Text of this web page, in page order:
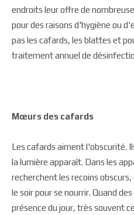
endroits leur offre de
pour des raisons d'hygiène ou
pas les cafards, les blattes et
traitement annuel de
Mœurs des cafards
Les cafards aiment l'obscurité.
la lumière apparaît. Dans les
recherchent les recoins
le soir pour se nourrir. Quand
présence du jour, très souvent